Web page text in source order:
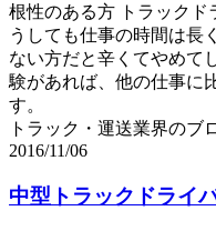
根性のある方 トラック
うしても仕事の時間は長
ない方だと辛くてやめて
験があれば、他の仕事に
す。
トラック・運送業界のブ
2016/11/06
中型トラックドライ